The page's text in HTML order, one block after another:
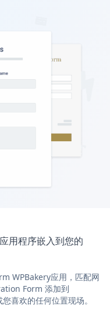
程序嵌入到您的
WPBakery应用，匹配网
Form 添加到
喜欢的任何位置现场。